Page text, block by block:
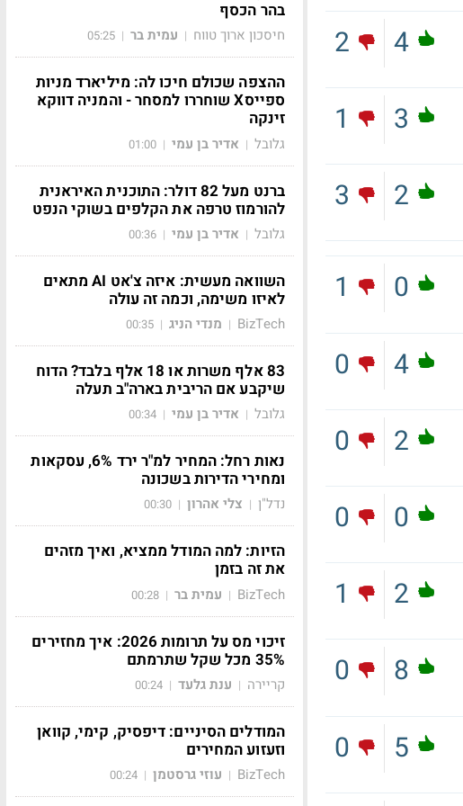
4
2
3
1
2
3
0
1
4
0
2
0
0
0
2
1
8
0
5
0
בהר הכסף
חיסכון ארוך טווח | עמית בר |
05:25
ההצפה שכולם חיכו לה: מיליארד מניות
ספייסX שוחררו למסחר - והמניה דווקא
זינקה
גלובל | אדיר בן עמי |
01:00
ברנט מעל 82 דולר: התוכנית האיראנית
להורמוז טרפה את הקלפים בשוקי הנפט
גלובל | אדיר בן עמי |
00:36
השוואה מעשית: איזה צ'אט AI מתאים
לאיזו משימה, וכמה זה עולה
BizTech
| מנדי הניג |
00:35
83 אלף משרות או 18 אלף בלבד? הדוח
שיקבע אם הריבית בארה"ב תעלה
גלובל | אדיר בן עמי |
00:34
נאות רחל: המחיר למ"ר ירד 6%, עסקאות
ומחירי הדירות בשכונה
נדל"ן | צלי אהרון |
00:30
הזיות: למה המודל ממציא, ואיך מזהים
את זה בזמן
BizTech
| עמית בר |
00:28
זיכוי מס על תרומות 2026: איך מחזירים
35% מכל שקל שתרמתם
קריירה | ענת גלעד |
00:24
המודלים הסיניים: דיפסיק, קימי, קוואן
וזעזוע המחירים
BizTech
| עוזי גרסטמן |
00:24